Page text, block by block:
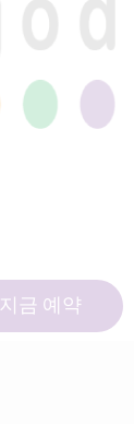
지금 예약